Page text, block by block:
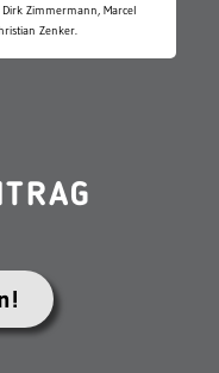
Zimmermann, Marcel
Zenker.